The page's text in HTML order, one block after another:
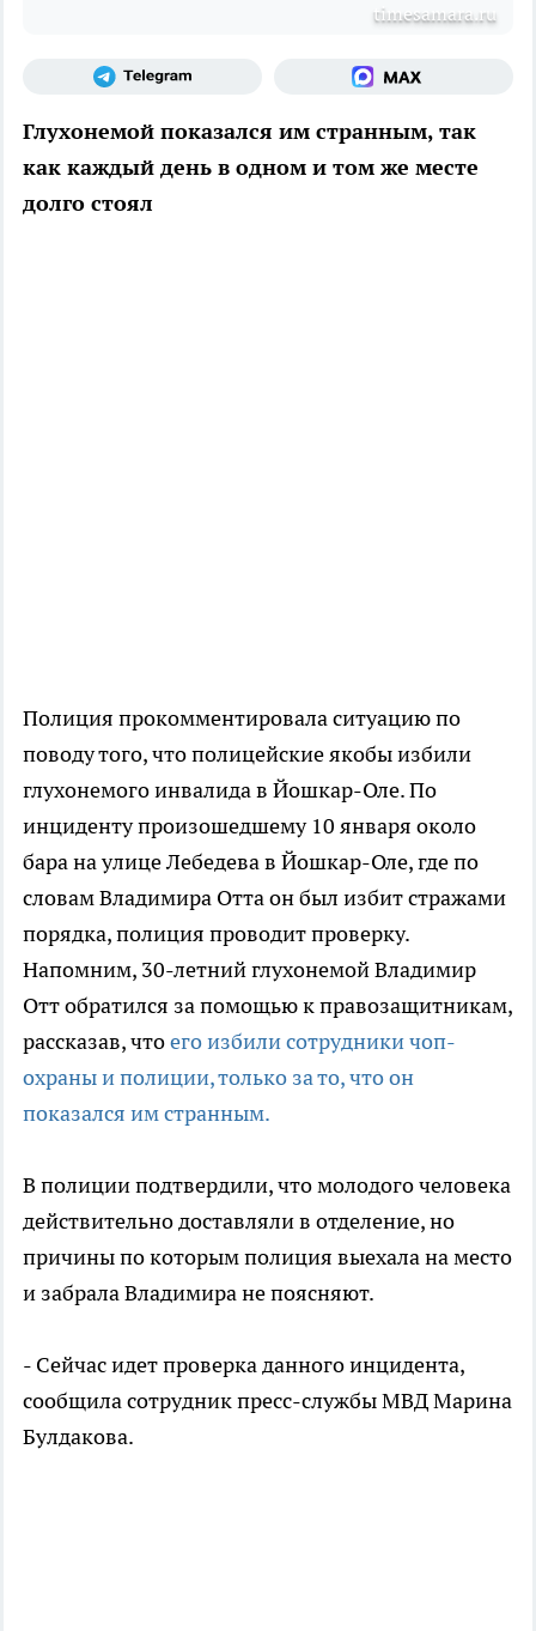
timesamara.ru
Глухонемой показался им странным, так
как каждый день в одном и том же месте
долго стоял
Полиция прокомментировала ситуацию по
поводу того, что полицейские якобы избили
глухонемого инвалида в Йошкар-Оле. По
инциденту произошедшему 10 января около
бара на улице Лебедева в Йошкар-Оле, где по
словам Владимира Отта он был избит стражами
порядка, полиция проводит проверку.
Напомним, 30-летний глухонемой Владимир
Отт обратился за помощью к правозащитникам,
рассказав, чтоего избили сотрудники чоп-
охраны и полиции, только за то, что он
показался им странным.
В полиции подтвердили, что молодого человека
действительно доставляли в отделение, но
причины по которым полиция выехала на место
и забрала Владимира не поясняют.
- Сейчас идет проверка данного инцидента,
сообщила сотрудник пресс-службы МВД Марина
Булдакова.